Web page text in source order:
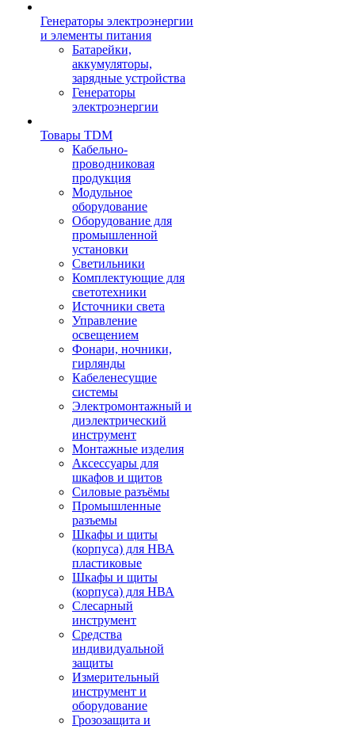
Генераторы электроэнергии
и элементы питания
Батарейки,
аккумуляторы,
зарядные устройства
Генераторы
электроэнергии
Товары TDM
Кабельно-
проводниковая
продукция
Модульное
оборудование
Оборудование для
промышленной
установки
Светильники
Комплектующие для
светотехники
Источники света
Управление
освещением
Фонари, ночники,
гирлянды
Кабеленесущие
системы
Электромонтажный и
диэлектрический
инструмент
Монтажные изделия
Аксессуары для
шкафов и щитов
Силовые разъёмы
Промышленные
разъемы
Шкафы и щиты
(корпуса) для НВА
пластиковые
Шкафы и щиты
(корпуса) для НВА
Слесарный
инструмент
Средства
индивидуальной
защиты
Измерительный
инструмент и
оборудование
Грозозащита и